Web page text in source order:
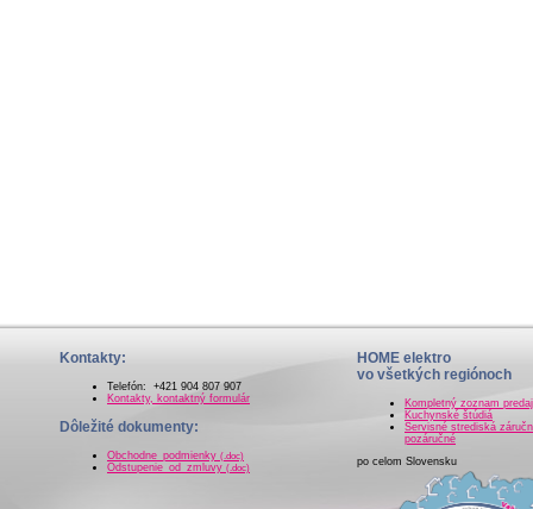
Kontakty:
Telefón: +421 904 807 907
Kontakty, kontaktný formulár
Dôležité dokumenty:
Obchodne_podmienky (.doc)
Odstupenie_od_zmluvy (.doc)
HOME elektro
vo všetkých regiónoch
Kompletný zoznam
Kuchynské štúdiá
Servisné strediská
pozáručné
po celom Slovensku